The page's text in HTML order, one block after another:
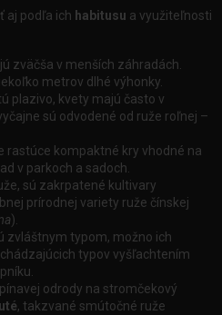
aj podľa ich habitusu a využiteľnosti
zväčša v menších záhradách.
metrov dlhé výhonky.
plazivo, kvety majú často v
sú odvodené od ruže roľnej –
rastúce kompaktné kry vhodné na
v parkoch a sadoch.
sú zakrpatené kultivary
prírodnej variety ruže čínskej
).
zvláštnym typom, možno ich
typov vyšľachtením
odrody na stromčekový
, takzvané smútočné ruže